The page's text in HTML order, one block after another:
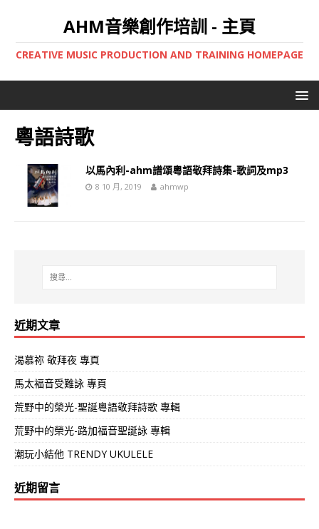
AHM音樂創作培訓 - 主頁
CREATIVE MUSIC PRODUCTION AND TRAINING HOMEPAGE
粵語詩歌
以馬內利-ahm譜頌粵語敬拜詩集-歌詞及mp3
8 10 月, 2019 ahmwp
近期文章
渴慕祢 敬拜夜 專頁
馬太褔音受難詠 專頁
荒野中的榮光-聖誕粵語敬拜詩歌 專輯
荒野中的榮光-路加福音聖誕詠 專輯
潮玩小結他 TRENDY UKULELE
近期留言